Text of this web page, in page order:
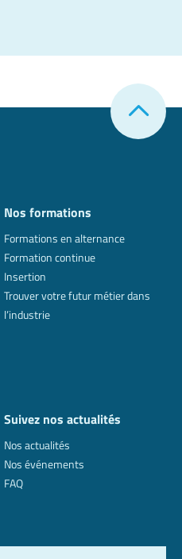
Nos formations
Formations en alternance
Formation continue
Insertion
Trouver votre futur métier dans
l’industrie
Suivez nos actualités
Nos actualités
Nos événements
FAQ